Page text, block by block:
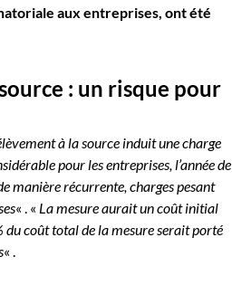
aux entreprises, ont été
: un risque pour
à la source induit une charge
pour les entreprises, l’année de
manière récurrente, charges pesant
« . « La mesure aurait un coût initial
coût total de la mesure serait porté
« .